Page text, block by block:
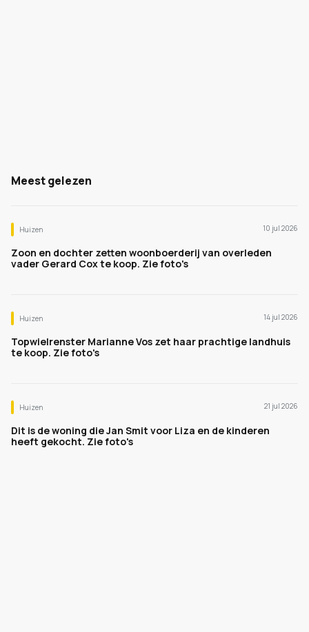
Meest gelezen
Huizen 10 jul 2026
Zoon en dochter zetten woonboerderij van overleden
vader Gerard Cox te koop. Zie foto's
Huizen 14 jul 2026
Topwielrenster Marianne Vos zet haar prachtige landhuis
te koop. Zie foto's
Huizen 21 jul 2026
Dit is de woning die Jan Smit voor Liza en de kinderen
heeft gekocht. Zie foto's